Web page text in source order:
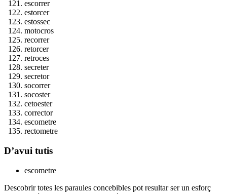
escorrer
estorcer
estossec
motocros
recorrer
retorcer
retroces
secreter
secretor
socorrer
socoster
cetoester
corrector
escometre
rectometre
D’avui tutis
escometre
Descobrir totes les paraules concebibles pot resultar ser un esforç